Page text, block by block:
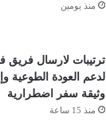
منذ يومين
ترتيبات لارسال فريق
وثيقة سفر اضطرارية
منذ 15 ساعة